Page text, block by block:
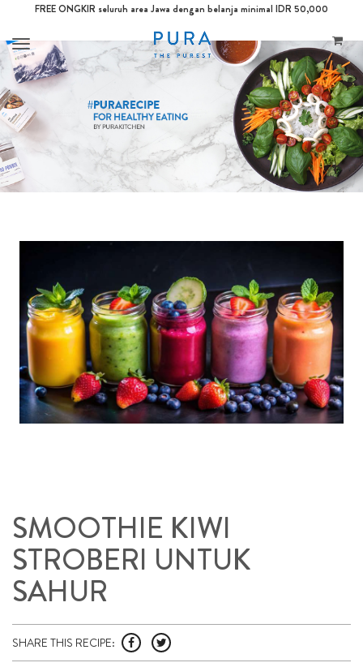
FREE ONGKIR seluruh area Jawa dengan belanja minimal IDR 50,000
Toggle
navigation
SMOOTHIE KIWI
STROBERI UNTUK
SAHUR
SHARE THIS RECIPE: